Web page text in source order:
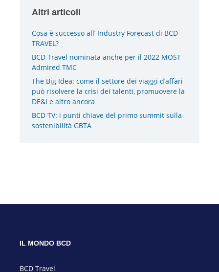
Altri articoli
Cosa è successo all’ Industry Forecast di BCD
TRAVEL?
BCD Travel nominata anche per il 2022 MOST
Admired TMC
The Big Idea: come il settore dei viaggi d’affari
può risolvere la crisi dei talenti, promuovere la
DE&I e altro ancora
BCD TV: i punti chiave del primo summit sulla
sostenibilità GBTA
IL MONDO BCD
BCD Travel